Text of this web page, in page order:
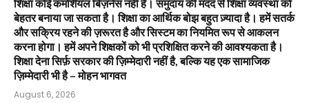
शिक्षा कोई कमर्शियल बिज़नेस नहीं है। समुदाय की मदद से शिक्षा व्यवस्था को
बेहतर बनाया जा सकता है। शिक्षा का आर्थिक बोझ बहुत ज़्यादा है। हमें सतर्क
और सक्रिय रहने की ज़रूरत है और सिस्टम का नियमित रूप से आकलन
करना होगा। हमें अपने शिक्षकों को भी प्रशिक्षित करने की आवश्यकता है।
शिक्षा देना सिर्फ़ सरकार की ज़िम्मेदारी नहीं है, बल्कि यह एक सामाजिक
ज़िम्मेदारी भी है – मोहन भागवत
August 6, 2026